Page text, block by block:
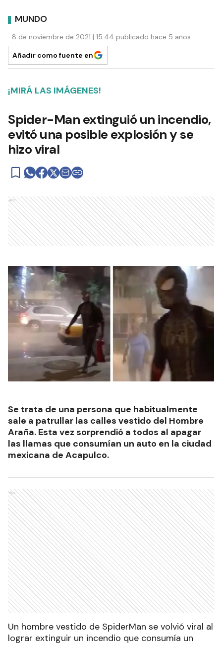
MUNDO
8 de noviembre de 2021 | 15:44 publicado hace 5 años
Añadir como fuente en
¡MIRÁ LAS IMÁGENES!
Spider-Man extinguió un incendio,
evitó una posible explosión y se
hizo viral
Ads
Se trata de una persona que habitualmente
sale a patrullar las calles vestido del Hombre
Araña. Esta vez sorprendió a todos al apagar
las llamas que consumían un auto en la ciudad
mexicana de Acapulco.
Ads
Un hombre vestido de SpiderMan se volvió viral al
lograr extinguir un incendio que consumía un